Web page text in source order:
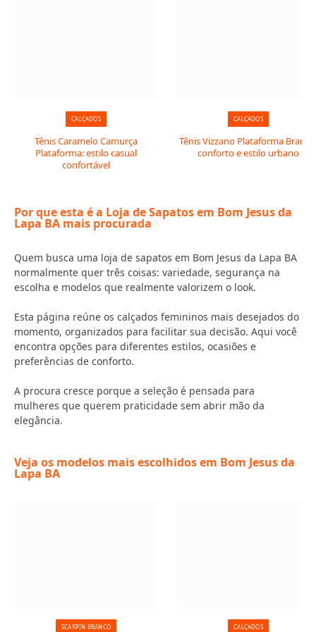
CALÇADOS
Tênis Caramelo Camurça
Plataforma: estilo casual
confortável
CALÇADOS
Tênis Vizzano Plataforma
conforto e estilo urbano
Por que esta é a Loja de Sapatos em Bom Jesus da
Lapa BA mais procurada
Quem busca uma loja de sapatos em Bom Jesus da Lapa BA
normalmente quer três coisas: variedade, segurança na
escolha e modelos que realmente valorizem o look.
Esta página reúne os calçados femininos mais desejados do
momento, organizados para facilitar sua decisão. Aqui você
encontra opções para diferentes estilos, ocasiões e
preferências de conforto.
A procura cresce porque a seleção é pensada para
mulheres que querem praticidade sem abrir mão da
elegância.
Veja os modelos mais escolhidos em Bom Jesus da
Lapa BA
SCARPIN BRANCO CALÇADOS